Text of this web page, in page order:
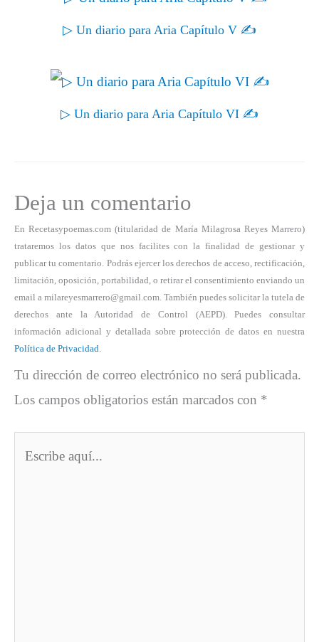
▷ Un diario para Aria Capítulo V ✍
▷ Un diario para Aria Capítulo VI ✍
Deja un comentario
En Recetasypoemas.com (titularidad de María Milagrosa Reyes Marrero)
trataremos los datos que nos facilites con la finalidad de gestionar y
publicar tu comentario. Podrás ejercer los derechos de acceso, rectificación,
limitación, oposición, portabilidad, o retirar el consentimiento enviando un
email a milareyesmarrero@gmail.com. También puedes solicitar la tutela de
derechos ante la Autoridad de Control (AEPD). Puedes consultar
información adicional y detallada sobre protección de datos en nuestra
Política de Privacidad
Tu dirección de correo electrónico no será publicada.
Los campos obligatorios están marcados con *